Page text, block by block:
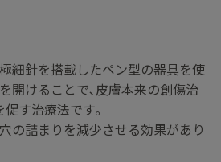
細針を搭載したペン型の器具を使
開けることで､皮膚本来の創傷治
す治療法です｡
の詰まりを減少させる効果があり